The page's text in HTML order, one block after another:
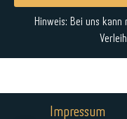
Alternative:
Hinweis: Bei uns
Impressum